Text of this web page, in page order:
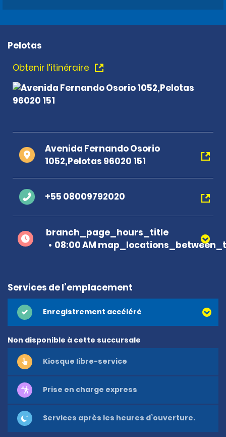
Pelotas
Obtenir l’itinéraire
Avenida Fernando Osorio
1052,Pelotas 96020 151
+55 08009792020
branch_page_hours_title
08:00 AM
Services de l’emplacement
Enregistrement accéléré
Non disponible à cette succursale
Kiosque libre-service
Prise en charge express
Services après les heures d’ouverture.